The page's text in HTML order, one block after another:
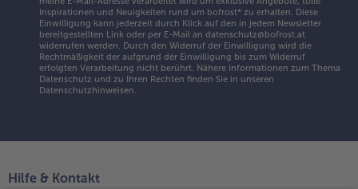
Inspirationen und Neuigkeiten rund um bofrost* zu erhalten. Diese
Einwilligung kann jederzeit durch Klick auf den in jedem Newsletter
bereitgestellten Link oder per E-Mail an datenschutz@bofrost.at
widerrufen werden. Durch den Widerruf der Einwilligung wird die
Rechtmäßigkeit der aufgrund der Einwilligung bis zum Widerruf
erfolgten Verarbeitung nicht berührt. Nähere Informationen zum Thema
Datenschutz und zu Ihren Rechten finden Sie in unseren
Datenschutzhinweisen.
Hilfe & Kontakt